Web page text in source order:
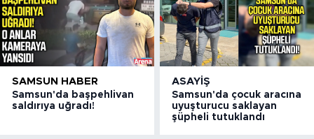
SAMSUN HABER
Samsun'da başpehlivan
saldırıya uğradı!
ASAYIŞ
Samsun'da çocuk aracına
uyuşturucu saklayan
şüpheli tutuklandı